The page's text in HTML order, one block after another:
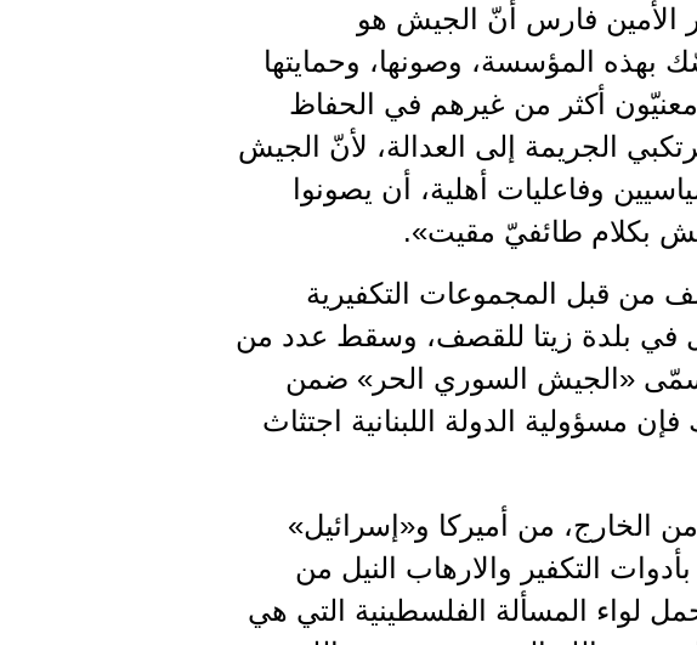
الأمين فارس أنّ الجيش هو
بهذه المؤسسة، وصونها، وحمايتها
أكثر من غيرهم في الحفاظ
الجريمة إلى العدالة، لأنّ الجيش
وفاعليات أهلية، أن يصونوا
بكلام طائفيّ مقيت».
من قبل المجموعات التكفيرية
في بلدة زيتا للقصف، وسقط عدد من
مسمّى «الجيش السوري الحر» ضمن
مسؤولية الدولة اللبنانية اجتثاث
من أميركا و«إسرائيل»
التكفير والارهاب النيل من
لواء المسألة الفلسطينية التي هي